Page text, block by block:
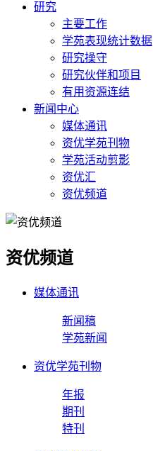
研究
主要工作
学苑表现统计数据
研究操守
研究伙伴和项目
有用资源连结
新闻中心
媒体通讯
资优学苑刊物
学苑活动剪影
资优汇
资优频道
资优频道
媒体通讯
新闻稿
学苑新闻
资优学苑刊物
年报
期刊
特刊